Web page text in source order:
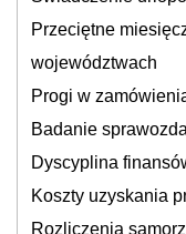
Przeciętne
województwach
Progi w
Badanie
Dyscyplina
Koszty uzyskania
Rozliczenia